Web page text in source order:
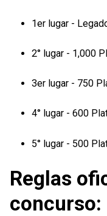
1er lugar -
2° lugar - 1,000
3er lugar - 750
4° lugar - 600
5° lugar - 500
Reglas
concurso: